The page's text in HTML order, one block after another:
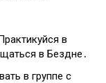
в
в Бездне․
в группе с